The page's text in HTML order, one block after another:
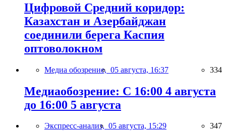
Цифровой Средний коридор:
Казахстан и Азербайджан
соединили берега Каспия
оптоволокном
Медиа обозрение, 05 августа, 16:37 334
Медиаобозрение: С 16:00 4 августа
до 16:00 5 августа
Экспресс-анализ, 05 августа, 15:29 347